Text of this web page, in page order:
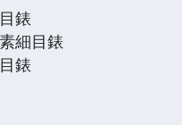
錶
細目錶
錶